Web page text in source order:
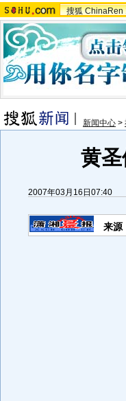
搜狐 ChinaRen
新闻中心 >
黄
2007年03月16日07:40
来源